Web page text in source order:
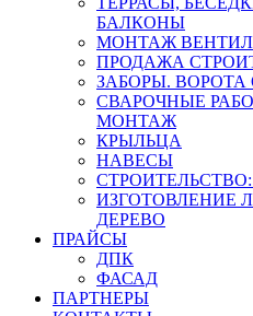
БАЛКОНЫ
МОНТАЖ
ПРОДАЖА
ЗАБОРЫ.
СВАРОЧНЫЕ
МОНТАЖ
КРЫЛЬЦА
НАВЕСЫ
ИЗГОТОВЛЕНИЕ
ДЕРЕВО
ПРАЙСЫ
ДПК
ФАСАД
ПАРТНЕРЫ